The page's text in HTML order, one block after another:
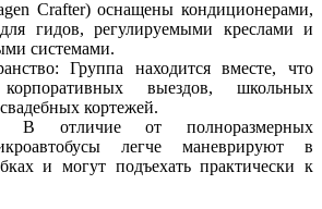
Crafter) оснащены кондиционерами,
гидов, регулируемыми креслами и
системами.
Группа находится вместе, что
выездов, школьных
кортежей.
В отличие от полноразмерных
легче маневрируют в
и могут подъехать практически к